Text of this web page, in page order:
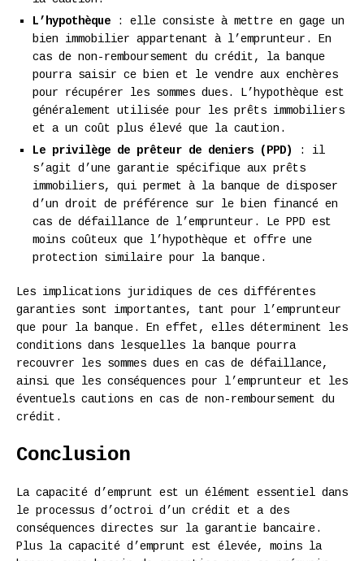
L’hypothèque : elle consiste à mettre en gage un
bien immobilier appartenant à l’emprunteur. En
cas de non-remboursement du crédit, la banque
pourra saisir ce bien et le vendre aux enchères
pour récupérer les sommes dues. L’hypothèque est
généralement utilisée pour les prêts immobiliers
et a un coût plus élevé que la caution.
Le privilège de prêteur de deniers (PPD)
: il
s’agit d’une garantie spécifique aux prêts
immobiliers, qui permet à la banque de disposer
d’un droit de préférence sur le bien financé en
cas de défaillance de l’emprunteur. Le PPD est
moins coûteux que l’hypothèque et offre une
protection similaire pour la banque.
Les implications juridiques de ces différentes
garanties sont importantes, tant pour l’emprunteur
que pour la banque. En effet, elles déterminent les
conditions dans lesquelles la banque pourra
recouvrer les sommes dues en cas de défaillance,
ainsi que les conséquences pour l’emprunteur et les
éventuels cautions en cas de non-remboursement du
crédit.
Conclusion
La capacité d’emprunt est un élément essentiel dans
le processus d’octroi d’un crédit et a des
conséquences directes sur la garantie bancaire.
Plus la capacité d’emprunt est élevée, moins la